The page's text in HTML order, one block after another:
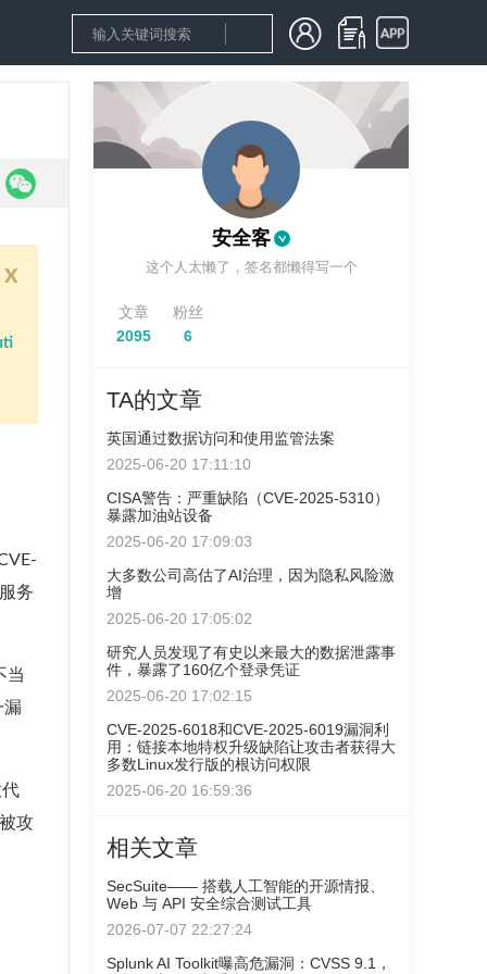
x
务
当
漏
攻
安全客
这个人太懒了，签名都懒得写一个
文章
2095
粉丝
6
TA的文章
英国通过数据访问和使用监管法案
2025-06-20 17:11:10
CISA警告：严重缺陷（CVE-2025-5310）
暴露加油站设备
2025-06-20 17:09:03
大多数公司高估了AI治理，因为隐私风险激
增
2025-06-20 17:05:02
研究人员发现了有史以来最大的数据泄露事
件，暴露了160亿个登录凭证
2025-06-20 17:02:15
CVE-2025-6018和CVE-2025-6019漏洞利
用：链接本地特权升级缺陷让攻击者获得大
多数Linux发行版的根访问权限
2025-06-20 16:59:36
相关文章
SecSuite—— 搭载人工智能的开源情报、
Web 与 API 安全综合测试工具
2026-07-07 22:27:24
Splunk AI Toolkit曝高危漏洞：CVSS 9.1，